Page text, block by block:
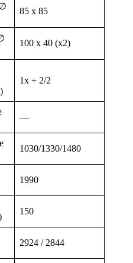
85 x 85
100 x 40 (x2)
1x + 2/2
—
1030/1330/1480
1990
150
2924 / 2844